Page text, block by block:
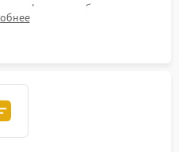
автофокуса, стабилизатора и
сервисного ПО.